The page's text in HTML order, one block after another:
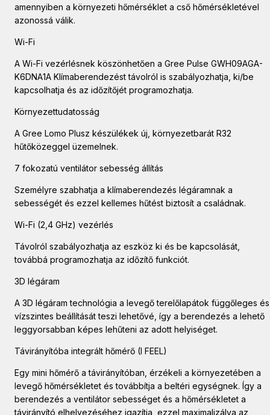
amennyiben a környezeti hőmérséklet a cső hőmérsékletével
azonossá válik.
Wi-Fi
A Wi-Fi vezérlésnek köszönhetően a Gree Pulse GWH09AGA-
K6DNA1A Klímaberendezést távolról is szabályozhatja, ki/be
kapcsolhatja és az időzítőjét programozhatja.
Környezettudatosság
A Gree Lomo Plusz készülékek új, környezetbarát R32
hűtőközeggel üzemelnek.
7 fokozatú ventilátor sebesség állítás
Személyre szabhatja a klímaberendezés légáramnak a
sebességét és ezzel kellemes hűtést biztosít a családnak.
Wi-Fi (2,4 GHz) vezérlés
Távolról szabályozhatja az eszköz ki és be kapcsolását,
továbbá programozhatja az időzítő funkciót.
3D légáram
A 3D légáram technológia a levegő terelőlapátok függőleges és
vízszintes beállítását teszi lehetővé, így a berendezés a lehető
leggyorsabban képes lehűteni az adott helyiséget.
Távirányítóba integrált hőmérő (I FEEL)
Egy mini hőmérő a távirányítóban, érzékeli a környezetében a
levegő hőmérsékletet és továbbítja a beltéri egységnek. Így a
berendezés a ventilátor sebességet és a hőmérsékletet a
távirányító elhelyezéséhez igazítja, ezzel maximalizálva az